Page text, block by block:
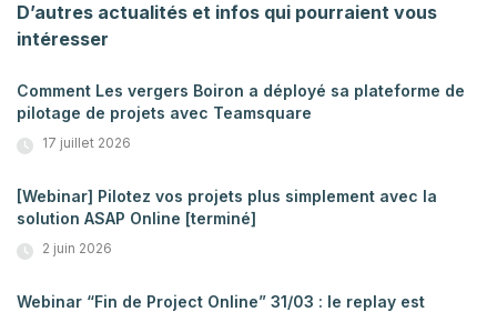
D’autres actualités et infos qui pourraient vous
intéresser
Comment Les vergers Boiron a déployé sa plateforme de
pilotage de projets avec Teamsquare
17 juillet 2026
[Webinar] Pilotez vos projets plus simplement avec la
solution ASAP Online [terminé]
2 juin 2026
Webinar “Fin de Project Online” 31/03 : le replay est